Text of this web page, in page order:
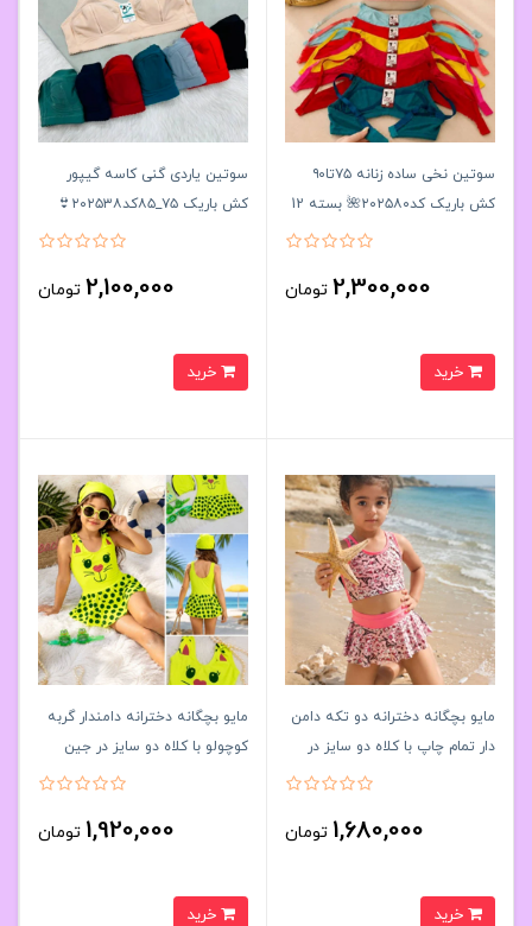
سوتین نخی ساده زنانه ۷۵تا۹۰
کش باریک کد۲۰۲۵۸۰🌺 بسته 12
2,300,000 تومان
سوتین یاردی گنی کاسه گیپور
کش باریک ۷۵_۸۵کد۲۰۲۵۳۸👙
2,100,000 تومان
مایو بچگانه دخترانه دو تکه دامن
دار تمام چاپ با کلاه دو سایز در
1,680,000 تومان
مایو بچگانه دخترانه دامندار گربه
کوچولو با کلاه دو سایز در جین
1,920,000 تومان